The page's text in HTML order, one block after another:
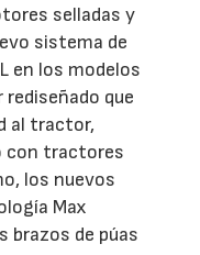
selladas y
sistema de
en los modelos
que
al tractor,
con tractores
los nuevos
Max
brazos de púas